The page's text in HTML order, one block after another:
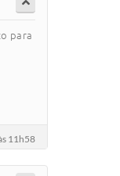
para
11h58